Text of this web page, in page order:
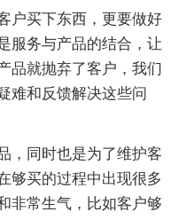
户买下东西，更要做好
服务与产品的结合，让
品就抛弃了客户，我们
难和反馈解决这些问
，同时也是为了维护客
够买的过程中出现很多
非常生气，比如客户够